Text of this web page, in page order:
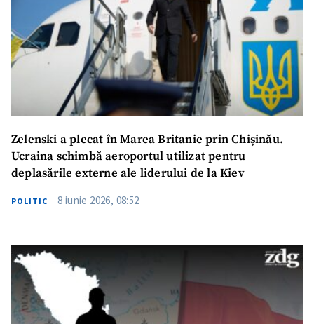
Zelenski a plecat în Marea Britanie prin Chișinău.
Ucraina schimbă aeroportul utilizat pentru
deplasările externe ale liderului de la Kiev
POLITIC 8 iunie 2026, 08:52